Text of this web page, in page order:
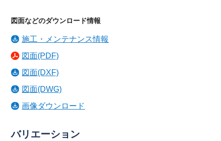
図面などのダウンロード情報
施工・メンテナンス情報
図面(PDF)
図面(DXF)
図面(DWG)
画像ダウンロード
バリエーション